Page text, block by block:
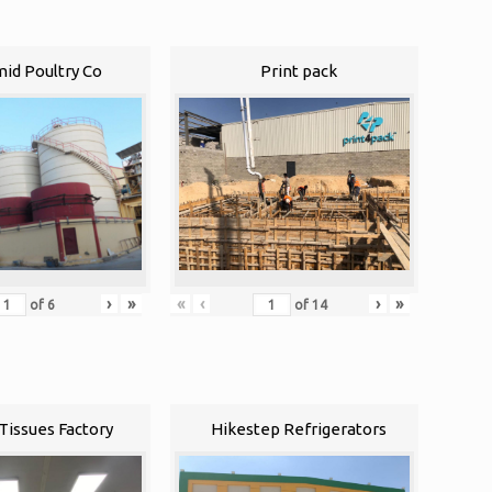
Poultry Co
of 6 › »
Print pack
« ‹ of 14 › »
Factory Hikestep Refrigerators